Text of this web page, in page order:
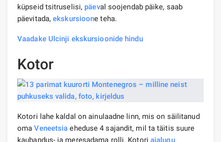
küpseid tsitruselisi, päeval soojendab päike, saab
päevitada,ekskursioone teha.
Vaadake Ulcinji ekskursioonide hindu
Kotor
Kotori lahe kaldal on ainulaadne linn, mis on säilitanud
omaVeneetsia eheduse 4 sajandit, mil ta täitis suure
kaubandus- ja meresadama rolli. Kotori ajalugu